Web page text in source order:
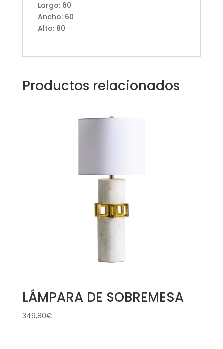
Largo: 60
Ancho: 60
Alto: 80
Productos relacionados
LÁMPARA DE SOBREMESA
349,80€